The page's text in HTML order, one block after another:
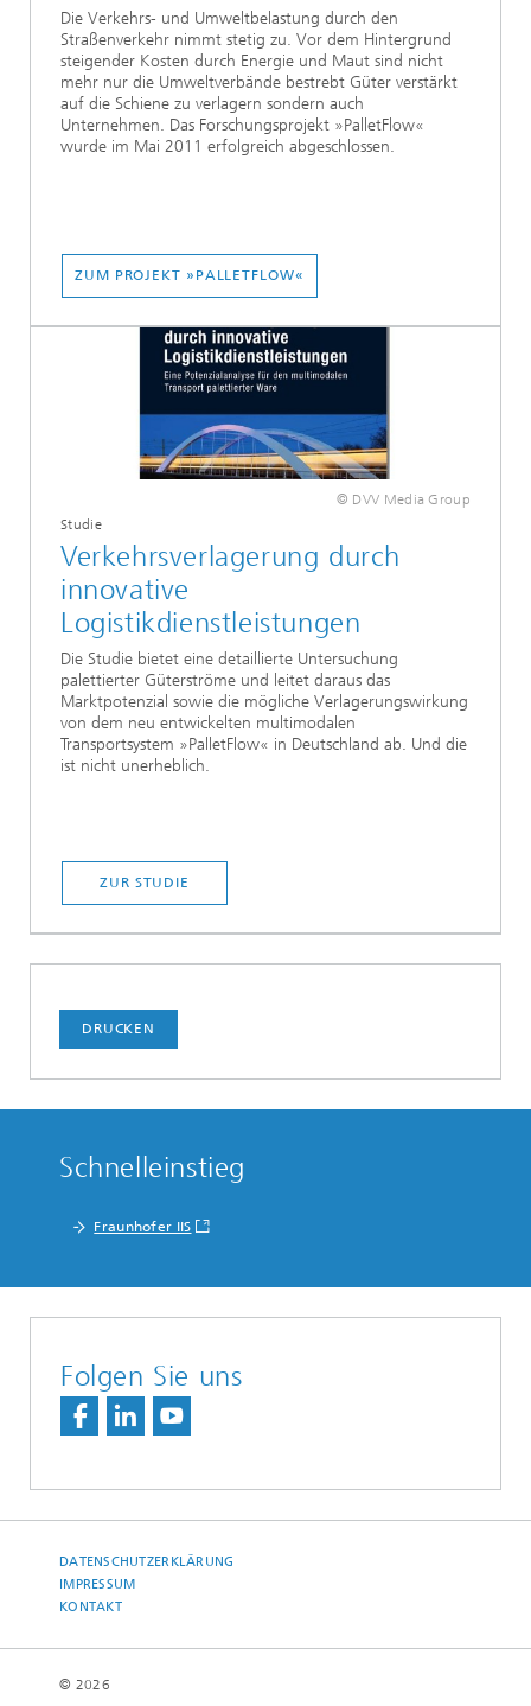
Die Verkehrs- und Umweltbelastung durch den
Straßenverkehr nimmt stetig zu. Vor dem Hintergrund
steigender Kosten durch Energie und Maut sind nicht
mehr nur die Umweltverbände bestrebt Güter verstärkt
auf die Schiene zu verlagern sondern auch
Unternehmen. Das Forschungsprojekt »PalletFlow«
wurde im Mai 2011 erfolgreich abgeschlossen.
ZUM PROJEKT »PALLETFLOW«
© DVV Media Group
Studie
Verkehrsverlagerung durch
innovative
Logistikdienstleistungen
Die Studie bietet eine detaillierte Untersuchung
palettierter Güterströme und leitet daraus das
Marktpotenzial sowie die mögliche Verlagerungswirkung
von dem neu entwickelten multimodalen
Transportsystem »PalletFlow« in Deutschland ab. Und die
ist nicht unerheblich.
ZUR STUDIE
DRUCKEN
Schnelleinstieg
Fraunhofer IIS
Folgen Sie uns
DATENSCHUTZERKLÄRUNG
IMPRESSUM
KONTAKT
© 2026